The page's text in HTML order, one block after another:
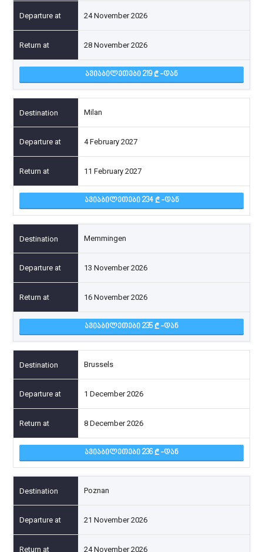
24 November 2026
28 November 2026
ᲐᲕᲘᲐᲑᲘᲚᲔᲗᲔᲑᲘ 219 -ᲓᲐᲜ
Milan
4 February 2027
11 February 2027
ᲐᲕᲘᲐᲑᲘᲚᲔᲗᲔᲑᲘ 234 -ᲓᲐᲜ
Memmingen
13 November 2026
16 November 2026
ᲐᲕᲘᲐᲑᲘᲚᲔᲗᲔᲑᲘ 235 -ᲓᲐᲜ
Brussels
1 December 2026
8 December 2026
ᲐᲕᲘᲐᲑᲘᲚᲔᲗᲔᲑᲘ 236 -ᲓᲐᲜ
Poznan
21 November 2026
24 November 2026